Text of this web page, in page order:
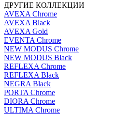
ДРУГИЕ КОЛЛЕКЦИИ
AVEXA Chrome
AVEXA Black
AVEXA Gold
EVENTA Chrome
NEW MODUS Chrome
NEW MODUS Black
REFLEXA Chrome
REFLEXA Black
NEGRA Black
PORTA Chrome
DIORA Chrome
ULTIMA Chrome